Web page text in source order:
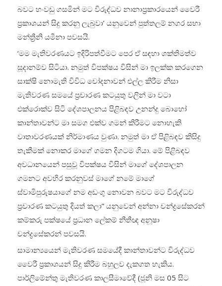
බවට හංවඩු ගසමින් මට විරුද්ධව නානාප්‍රකාරයෙන් වෛරී
ප්‍රකාශයන් සිදු කරනු ලැබුවා’ යනුවෙන් පුත්තලම් නගර සභා
මන්ත්‍රීනි යමීනා පවසයි.
‘මම මැතිවරණයට ඉදිරිපත්වීමට පෙර ඒ සඳහා ශක්තිමත්ව
සූදානම්ව සිටියා. නමුත් විපක්ෂය විසින් මා ඉලක්ක කරගෙන
සාක්ෂි නොමැති විවිධ චෝදනාවන් එල්ල කිරීම නිසා
මැතිවරණ සමයේ ප්‍රචාරණ කටයුතු වලින් මා වටා
එක්රොක්ව සිටි දේශපාලනය පිළිබඳව උනන්දු බොහෝ
කාන්තාවන්ට මා සමග එක්ව ගමන් කිරීමට නොහැකි
වාතාවරණයක් නිර්මාණය වුණා. නමුත් මා ඒ පිළිබඳව කිසිදු
තැකීමක් නොකර මාගේ ගමන දිගටම ගියා. මේ පිළිබඳව
අවධානයෙන් පසුවූ විපක්ෂය විසින් මාගේ දේශපාලන
ගමනට අවහිර කරනුවස් මාගේ නමේ මාගේ
ස්වාමිපුරුෂයාගේ නම අඩංගු නොවන බවට මට විරුද්ධව
ප්‍රචාරණ කටයුතු දියත් කලා” යනුවෙන් අන්නා චන්ද්‍රසේකරන්
කම්කරු පක්ෂයේ ප්‍රධාන ලේකම් නීතීඥ අනූෂා
චන්ද්‍රසේකරන් පවසයි.
සාමාන්‍යයෙන් මැතිවරණ සමයේදී කාන්තාවන්ට විරුද්ධව
වෛරී ප්‍රකාශයන් සිදු කිරීම බහුලව දැකගත හැකිය.
පාර්ලිමේන්තු මැතිවරණ කාලසීමාවේදී (ජූනි මස 05 සිට